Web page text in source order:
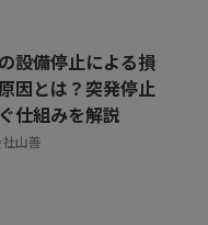
設備停止による損
因とは？突発停止
仕組みを解説
山善